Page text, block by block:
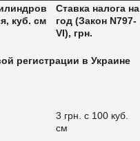
куб. см
Ставка налога на
год (Закон N797-
VІ), грн.
регистрации в Украине
3 грн. с 100 куб.
см